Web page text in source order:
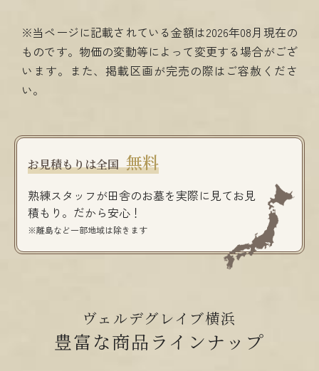
※当ページに記載されている金額は2026年08月現在の
ものです。物価の変動等によって変更する場合がござ
います。 また、掲載区画が完売の際はご容赦くださ
い。
お見積もりは全国 無料
熟練スタッフが田舎のお墓を実際に見てお見
積もり。だから安心！
※離島など一部地域は除きます
ヴェルデグレイブ横浜
豊富な商品ラインナップ